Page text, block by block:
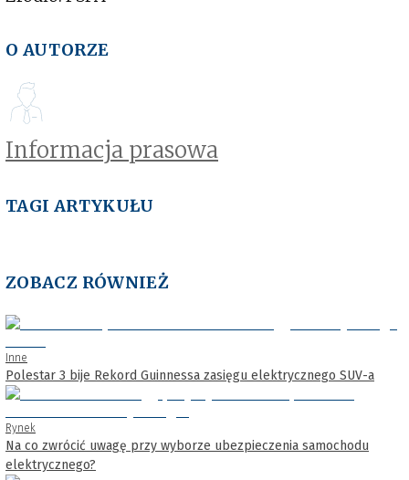
O AUTORZE
Informacja prasowa
TAGI ARTYKUŁU
ZOBACZ RÓWNIEŻ
Inne
Polestar 3 bije Rekord Guinnessa zasięgu elektrycznego SUV-a
Rynek
Na co zwrócić uwagę przy wyborze ubezpieczenia samochodu
elektrycznego?